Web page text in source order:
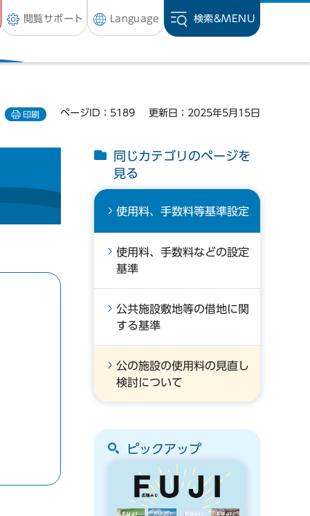
閲覧サポート Language 検索&MENU
印刷 ページID：5189 更新日：2025年5月15日
同じカテゴリのページを
見る
使用料、手数料等基準設定
使用料、手数料などの設定
基準
公共施設敷地等の借地に関
する基準
公の施設の使用料の見直し
検討について
ピックアップ